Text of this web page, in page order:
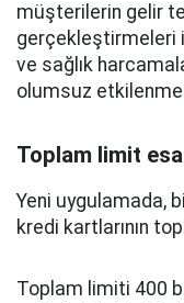
müşterilerin gelir
gerçekleştirmeleri
ve sağlık
olumsuz
Toplam limit
Yeni uygulamada,
kredi kartlarının
Toplam limiti 400